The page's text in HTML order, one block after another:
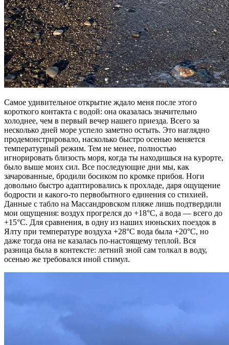
Самое удивительное открытие ждало меня после этого
короткого контакта с водой: она оказалась значительно
холоднее, чем в первый вечер нашего приезда. Всего за
несколько дней море успело заметно остыть. Это наглядно
продемонстрировало, насколько быстро осенью меняется
температурный режим. Тем не менее, полностью
игнорировать близость моря, когда ты находишься на курорте,
было выше моих сил. Все последующие дни мы, как
зачарованные, бродили босиком по кромке прибоя. Ноги
довольно быстро адаптировались к прохладе, даря ощущение
бодрости и какого-то первобытного единения со стихией.
Данные с табло на Массандровском пляже лишь подтвердили
мои ощущения: воздух прогрелся до +18°C, а вода — всего до
+15°C. Для сравнения, в одну из наших июньских поездок в
Ялту при температуре воздуха +28°C вода была +20°C, но
даже тогда она не казалась по-настоящему теплой. Вся
разница была в контексте: летний зной сам толкал в воду,
осенью же требовался иной стимул.